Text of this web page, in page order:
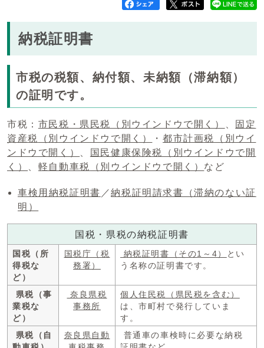
納税証明書
市税の税額、納付額、未納額（滞納額）
の証明です。
市税： 市民税・県民税 （別ウインドウで開く）
固定
資産税
（別ウインドウで開く） ・都市計画税
（別ウイ
ンドウで開く）
国民健康保険税
（別ウインドウで開
く）
軽自動車税 （別ウインドウで開く） など
車検用納税証明書 ／納税証明請求書（滞納のない証
明）
国税・県税の納税証明書
国税（所
得税な
ど）
国税庁（税
務署）
納税証明書（その1～4）
とい
う名称の証明書です。
県税（事
業税な
ど）
奈良県税
事務所
個人住民税（県民税を含む）
は、市町村で発行していま
す。
県税（自
奈良県自動
普通車の車検時に必要な納税